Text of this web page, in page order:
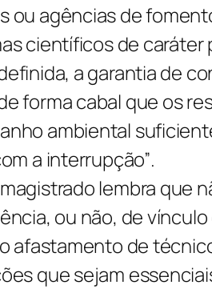
ou agências de
científicos de caráter
a garantia de
forma cabal que os
ambiental
a interrupção”.
lembra que
ou não, de
afastamento de
que sejam